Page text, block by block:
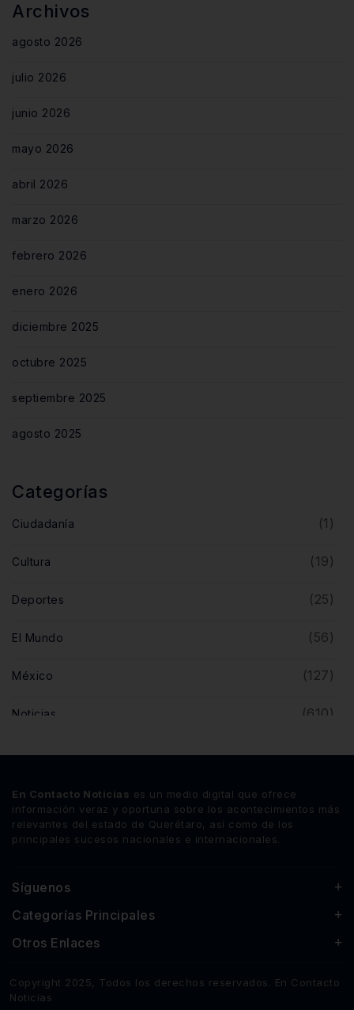
Archivos
agosto 2026
julio 2026
junio 2026
mayo 2026
abril 2026
marzo 2026
febrero 2026
enero 2026
diciembre 2025
octubre 2025
septiembre 2025
agosto 2025
Categorías
Ciudadanía (1)
Cultura (19)
Deportes (25)
El Mundo (56)
México (127)
Noticias (610)
(5)
Querétaro
En Contacto Noticias es un medio digital que ofrece
información veraz y oportuna sobre los acontecimientos más
relevantes del estado de Querétaro, así como de los
principales sucesos nacionales e internacionales.
Síguenos
Categorías Principales
Otros Enlaces
Copyright 2025, Todos los derechos reservados. En Contacto
Noticias